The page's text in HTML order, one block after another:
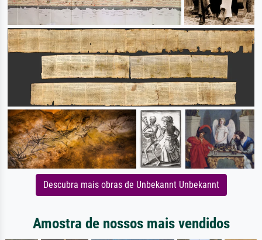
Descubra mais obras de Unbekannt Unbekannt
Amostra de nossos mais vendidos